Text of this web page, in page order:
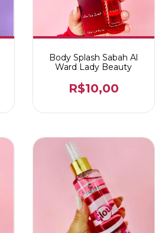
Body Splash Sabah Al
Ward Lady Beauty
R$10,00